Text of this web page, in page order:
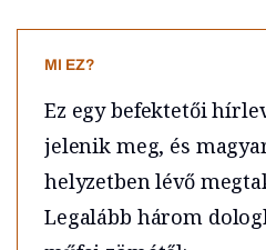
MI EZ?
Ez egy befektetői
jelenik meg, és
helyzetben lévő
Legalább három